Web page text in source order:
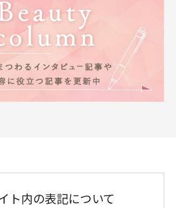
ト内の表記について